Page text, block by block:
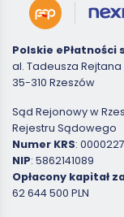
Polskie ePłatności
al. Tadeusza Rejtana
35-310 Rzeszów
Sąd Rejonowy w
Rejestru Sądowego
Numer KRS:
NIP: 5862141089
Opłacony kapitał
62 644 500 PLN